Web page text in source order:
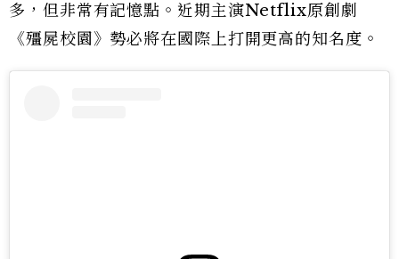
多，但非常有記憶點。近期主演Netflix原創劇
《殭屍校園》勢必將在國際上打開更高的知名度。